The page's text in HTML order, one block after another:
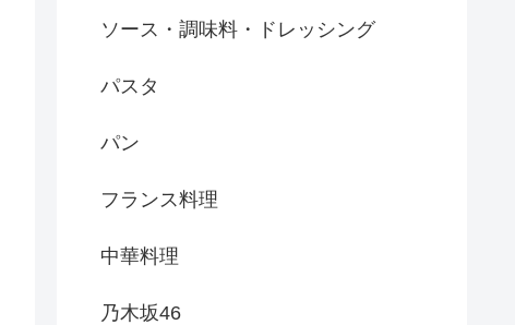
ソース・調味料・ドレッシング
パスタ
パン
フランス料理
中華料理
乃木坂46